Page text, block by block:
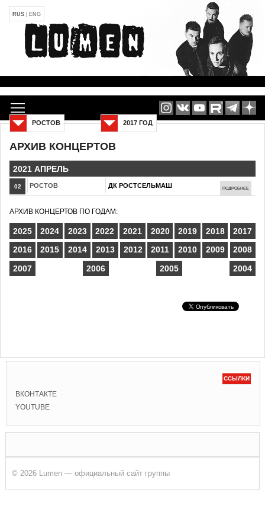
RUS ENG
АРХИВ КОНЦЕРТОВ
2017 ГОД
РОСТОВ
2021 АПРЕЛЬ
02 РОСТОВ ДК РОСТСЕЛЬМАШ ПОДРОБНЕЕ
АРХИВ КОНЦЕРТОВ ПО ГОДАМ:
2025 2024 2023 2022 2021 2020 2019 2018
2017
2016
2015 2014 2013 2012 2011 2010 2009
2008
2007
2006 2005 2004
ССЫЛКИ
ВКОНТАКТЕ
YOUTUBE
© 2026 Lumen — официальный сайт группы